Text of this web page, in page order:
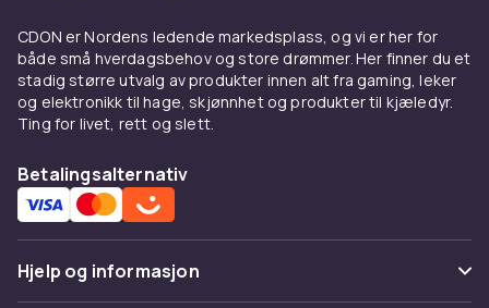
CDON er Nordens ledende markedsplass, og vi er her for
både små hverdagsbehov og store drømmer. Her finner du et
stadig større utvalg av produkter innen alt fra gaming, leker
og elektronikk til hage, skjønnhet og produkter til kjæledyr.
Ting for livet, rett og slett.
Betalingsalternativ
Hjelp og informasjon